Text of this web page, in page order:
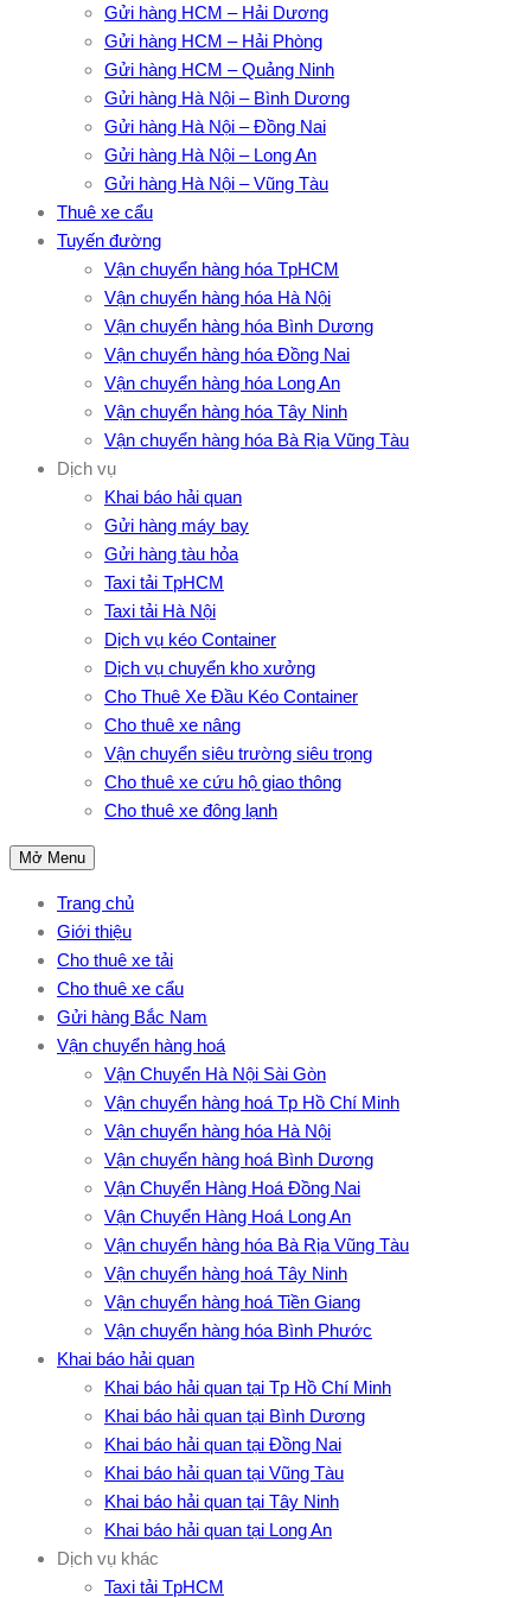
Gửi hàng HCM – Hải Dương
Gửi hàng HCM – Hải Phòng
Gửi hàng HCM – Quảng Ninh
Gửi hàng Hà Nội – Bình Dương
Gửi hàng Hà Nội – Đồng Nai
Gửi hàng Hà Nội – Long An
Gửi hàng Hà Nội – Vũng Tàu
Thuê xe cẩu
Tuyến đường
Vận chuyển hàng hóa TpHCM
Vận chuyển hàng hóa Hà Nội
Vận chuyển hàng hóa Bình Dương
Vận chuyển hàng hóa Đồng Nai
Vận chuyển hàng hóa Long An
Vận chuyển hàng hóa Tây Ninh
Vận chuyển hàng hóa Bà Rịa Vũng Tàu
Dịch vụ
Khai báo hải quan
Gửi hàng máy bay
Gửi hàng tàu hỏa
Taxi tải TpHCM
Taxi tải Hà Nội
Dịch vụ kéo Container
Dịch vụ chuyển kho xưởng
Cho Thuê Xe Đầu Kéo Container
Cho thuê xe nâng
Vận chuyển siêu trường siêu trọng
Cho thuê xe cứu hộ giao thông
Cho thuê xe đông lạnh
Mở Menu
Trang chủ
Giới thiệu
Cho thuê xe tải
Cho thuê xe cẩu
Gửi hàng Bắc Nam
Vận chuyển hàng hoá
Vận Chuyển Hà Nội Sài Gòn
Vận chuyển hàng hoá Tp Hồ Chí Minh
Vận chuyển hàng hóa Hà Nội
Vận chuyển hàng hoá Bình Dương
Vận Chuyển Hàng Hoá Đồng Nai
Vận Chuyển Hàng Hoá Long An
Vận chuyển hàng hóa Bà Rịa Vũng Tàu
Vận chuyển hàng hoá Tây Ninh
Vận chuyển hàng hoá Tiền Giang
Vận chuyển hàng hóa Bình Phước
Khai báo hải quan
Khai báo hải quan tại Tp Hồ Chí Minh
Khai báo hải quan tại Bình Dương
Khai báo hải quan tại Đồng Nai
Khai báo hải quan tại Vũng Tàu
Khai báo hải quan tại Tây Ninh
Khai báo hải quan tại Long An
Dịch vụ khác
Taxi tải TpHCM